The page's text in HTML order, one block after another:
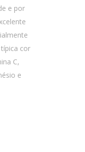
e por
cor
C,
e